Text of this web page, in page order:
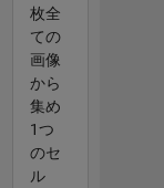
枚全
ての
画像
から
集め
1つ
のセ
ル